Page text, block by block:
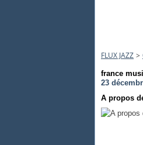
FLUX JAZZ >
france
23
A propos